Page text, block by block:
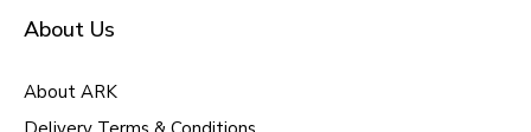
About Us
About ARK